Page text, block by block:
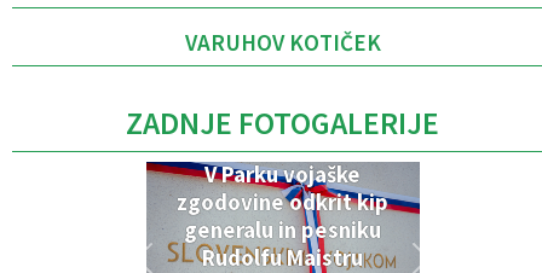
VARUHOV KOTIČEK
ZADNJE FOTOGALERIJE
V Parku vojaške
zgodovine odkrit kip
generalu in pesniku
Rudolfu Maistru